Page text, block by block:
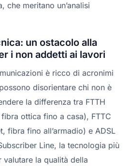
che meritano un’analisi
un ostacolo alla
i non addetti ai lavori
è ricco di acronimi
disorientare chi non è
la differenza tra FTTH
ottica fino a casa), FTTC
fibra fino all’armadio) e ADSL
Line, la tecnologia più
la qualità della